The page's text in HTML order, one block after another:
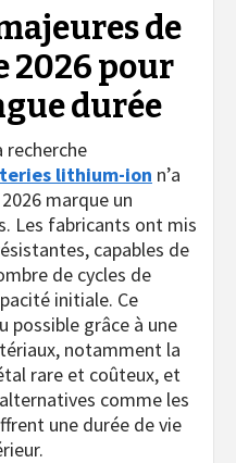
de
2026 pour
durée
recherche
lithium-ion n’a
marque un
Les fabricants ont mis
capables de
de cycles de
initiale. Ce
possible grâce à une
notamment la
rare et coûteux, et
comme les
une durée de vie